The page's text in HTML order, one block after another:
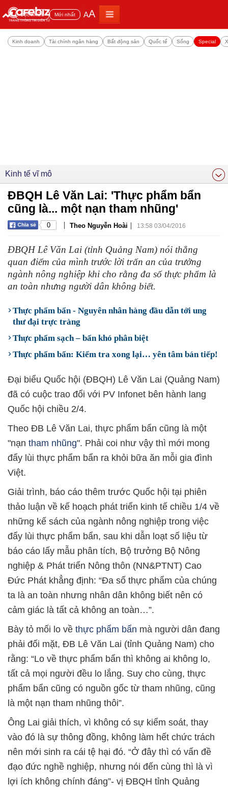
Đọc nhiều Mới nhất AA
Kinh doanh Tài chính ngân hàng Bất động sản Quốc tế Sống Special
Kinh tế vĩ mô
ĐBQH Lê Văn Lai: 'Thực phẩm bẩn
cũng là... một nạn tham nhũng'
0 | Theo Nguyễn Hoài | 13:58 03/04/2016
ĐBQH Lê Văn Lai (tỉnh Quảng Nam) nói thẳng
quan điểm của mình trước lời trấn an của trưởng
ngành nông nghiệp khi cho rằng đa số thực phẩm là
an toàn nhưng người dân không biết.
Thực phẩm bẩn - Nguyên nhân hàng đầu dẫn tới ung
thư đại trực tràng
Thực phẩm sạch – bẩn khó phân biệt
Thực phẩm bẩn: Kiểm tra xong lại… yên tâm bán tiếp!
Đại biểu Quốc hội (ĐBQH) Lê Văn Lai (Quảng Nam)
đã có cuộc trao đổi với PV Infonet bên hành lang
Quốc hội chiều 2/4.
Theo ĐB Lê Văn Lai, thực phẩm bẩn cũng là một
"nạn tham nhũng". Phải coi như vậy thì mới mong
đẩy lùi thực phẩm bẩn ra khỏi bữa ăn mỗi gia đình
Việt.
Giải trình, báo cáo thêm trước Quốc hội tại phiên
thảo luận về kế hoạch phát triển kinh tế chiều 1/4 về
những kế sách của ngành nông nghiệp trong việc
đẩy lùi thực phẩm bẩn, sau khi dẫn loạt số liệu từ
báo cáo lấy mẫu phân tích, Bộ trưởng Bộ Nông
nghiệp & Phát triển Nông thôn (NN&PTNT) Cao
Đức Phát khẳng định: “Đa số thực phẩm của chúng
ta là an toàn nhưng nhân dân không biết nên có
cảm giác là tất cả không an toàn…”.
Bày tỏ mối lo về thực phẩm bẩn mà người dân đang
phải đối mặt, ĐB Lê Văn Lai (tỉnh Quảng Nam) cho
rằng: “Lo về thực phẩm bẩn thì không ai không lo,
tất cả mọi người đều lo lắng. Suy cho cùng, thực
phẩm bẩn cũng có nguồn gốc từ tham nhũng, cũng
là một nạn tham nhũng thôi”.
Ông Lai giải thích, vì không có sự kiểm soát, thay
vào đó là sự thông đồng, không làm hết chức trách
nên mới sinh ra cái tệ hại đó. “Ở đây thì có vấn đề
đạo đức nghề nghiệp, nhưng nói đến cùng thì là vì
lợi ích không chính đáng”- vị ĐBQH tỉnh Quảng